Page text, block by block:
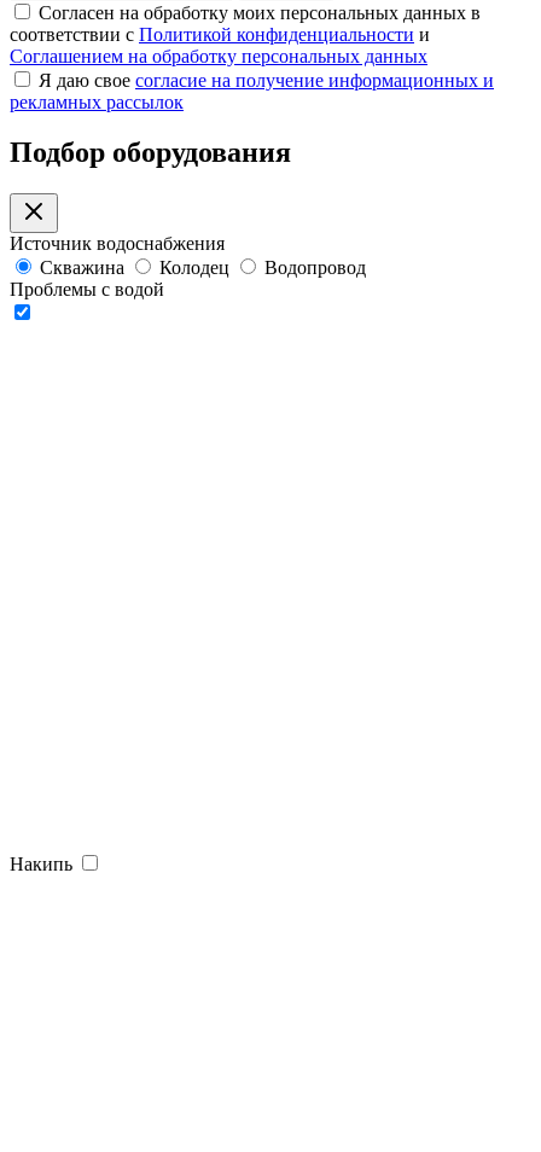
Согласен на обработку моих персональных данных в
соответствии с Политикой конфиденциальности и
Соглашением на обработку персональных данных
Я даю свое согласие на получение информационных и
рекламных рассылок
Подбор оборудования
Источник водоснабжения
Скважина
Колодец
Водопровод
Проблемы с водой
Накипь